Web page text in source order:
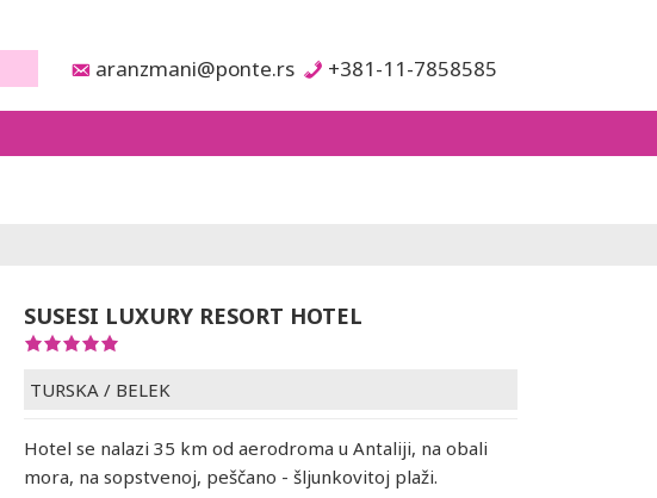
aranzmani@ponte.rs +381-11-7858585
SUSESI LUXURY RESORT HOTEL
TURSKA / BELEK
Hotel se nalazi 35 km od aerodroma u Antaliji, na obali
mora, na sopstvenoj, peščano - šljunkovitoj plaži.